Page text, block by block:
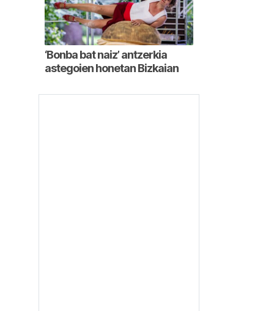
‘Bonba bat naiz’ antzerkia
astegoien honetan Bizkaian